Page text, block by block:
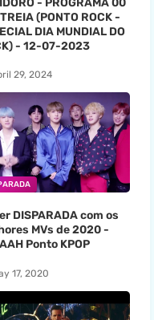
(PONTO ROCK -
DIA MUNDIAL DO
- 12-07-2023
29, 2024
DISPARADA com os
MVs de 2020 -
Ponto KPOP
17, 2020